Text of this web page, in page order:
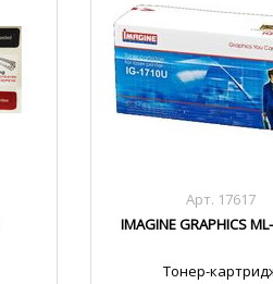
Арт. 17617
IMAGINE GRAPHICS
Тонер-